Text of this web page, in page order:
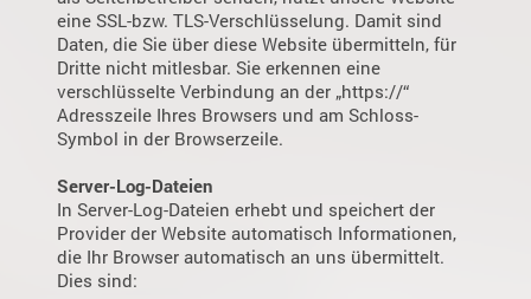
eine SSL-bzw. TLS-Verschlüsselung. Damit sind
Daten, die Sie über diese Website übermitteln, für
Dritte nicht mitlesbar. Sie erkennen eine
verschlüsselte Verbindung an der „https://“
Adresszeile Ihres Browsers und am Schloss-
Symbol in der Browserzeile.
Server-Log-Dateien
In Server-Log-Dateien erhebt und speichert der
Provider der Website automatisch Informationen,
die Ihr Browser automatisch an uns übermittelt.
Dies sind: